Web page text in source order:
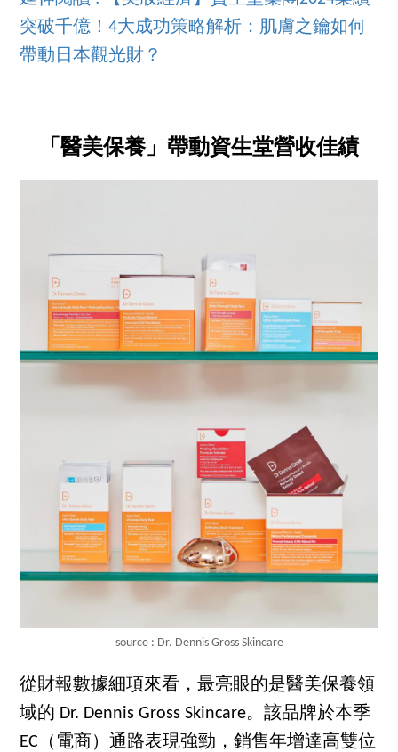
突破千億！4大成功策略解析：肌膚之鑰如何
帶動日本觀光財？
「醫美保養」帶動資生堂營收佳績
source : Dr. Dennis Gross Skincare
從財報數據細項來看，最亮眼的是醫美保養領
域的 Dr. Dennis Gross Skincare。該品牌於本季
EC（電商）通路表現強勁，銷售年增達高雙位